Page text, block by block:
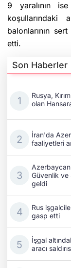
9 yaralının
koşullarındaki
balonlarının
etti.
Son Haberler
Rusya,
olan
İran'da
faaliyetleri
Azerbaycan
Güvenlik ve
geldi
Rus
gasp etti
İşgal
aracı